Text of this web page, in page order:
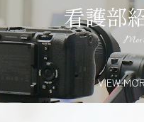
看護部
VIEW